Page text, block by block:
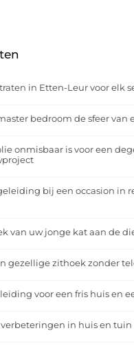
in Etten-Leur voor elk
bedroom de sfeer van
onmisbaar is voor een
bij een occasion in
van uw jonge kat aan de
gezellige zithoek zonder
voor een fris huis en
in huis en tuin